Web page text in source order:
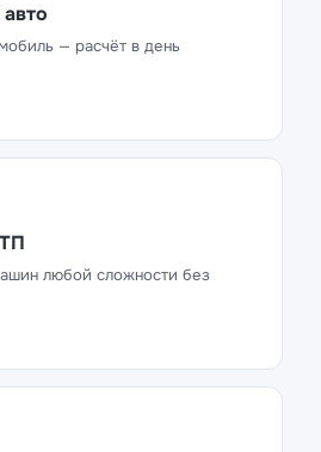
— расчёт в день
любой сложности без